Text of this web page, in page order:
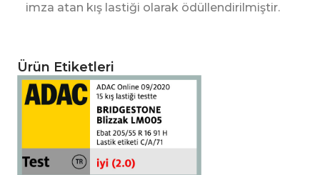
imza atan kış lastiği olarak ödüllendirilmiştir.
Ürün Etiketleri